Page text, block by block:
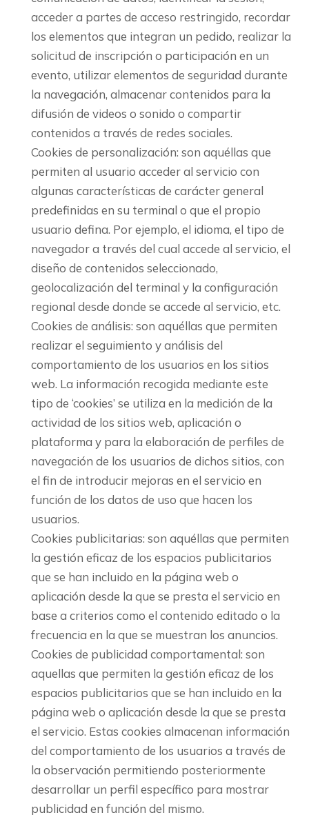
acceder a partes de acceso restringido, recordar
los elementos que integran un pedido, realizar la
solicitud de inscripción o participación en un
evento, utilizar elementos de seguridad durante
la navegación, almacenar contenidos para la
difusión de videos o sonido o compartir
contenidos a través de redes sociales.
Cookies de personalización: son aquéllas que
permiten al usuario acceder al servicio con
algunas características de carácter general
predefinidas en su terminal o que el propio
usuario defina. Por ejemplo, el idioma, el tipo de
navegador a través del cual accede al servicio, el
diseño de contenidos seleccionado,
geolocalización del terminal y la configuración
regional desde donde se accede al servicio, etc.
Cookies de análisis: son aquéllas que permiten
realizar el seguimiento y análisis del
comportamiento de los usuarios en los sitios
web. La información recogida mediante este
tipo de ‘cookies’ se utiliza en la medición de la
actividad de los sitios web, aplicación o
plataforma y para la elaboración de perfiles de
navegación de los usuarios de dichos sitios, con
el fin de introducir mejoras en el servicio en
función de los datos de uso que hacen los
usuarios.
Cookies publicitarias: son aquéllas que permiten
la gestión eficaz de los espacios publicitarios
que se han incluido en la página web o
aplicación desde la que se presta el servicio en
base a criterios como el contenido editado o la
frecuencia en la que se muestran los anuncios.
Cookies de publicidad comportamental: son
aquellas que permiten la gestión eficaz de los
espacios publicitarios que se han incluido en la
página web o aplicación desde la que se presta
el servicio. Estas cookies almacenan información
del comportamiento de los usuarios a través de
la observación permitiendo posteriormente
desarrollar un perfil específico para mostrar
publicidad en función del mismo.